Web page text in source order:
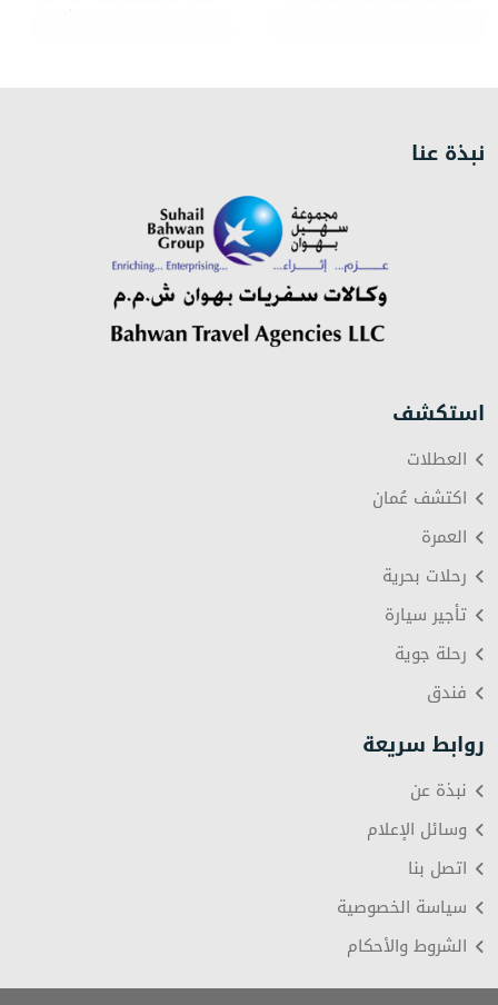
نبذة عنا
استكشف
العطلات
اكتشف عُمان
العمرة
رحلات بحرية
تأجير سيارة
رحلة جوية
فندق
روابط سريعة
نبذة عن
وسائل الإعلام
اتصل بنا
سياسة الخصوصية
الشروط والأحكام